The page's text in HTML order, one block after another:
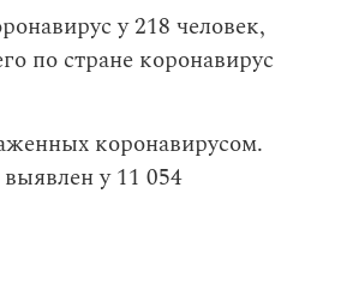
у 218 человек,
по стране коронавирус
коронавирусом.
у 11 054